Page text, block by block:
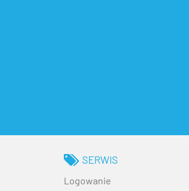
SERWIS
Logowanie